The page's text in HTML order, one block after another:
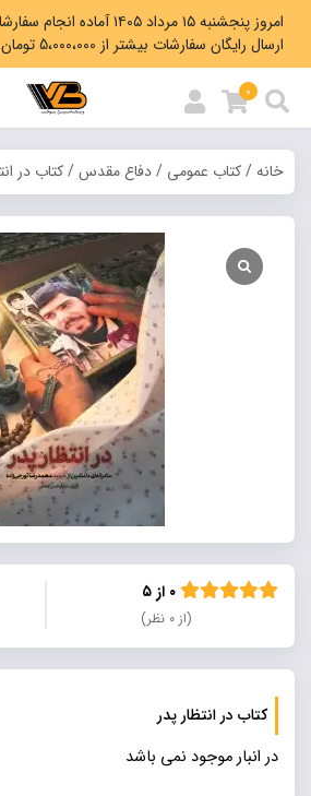
امروز پنجشنبه ۱۵ مرداد ۱۴۰۵
ارسال رایگان سفارشات بیشتر از 5،000،000 تومان.
0
خانه/کتاب عمومی /دفاع مقدس/ کتاب در
(از ۰ نظر)
کتاب در انتظار پدر
در انبار موجود نمی باشد